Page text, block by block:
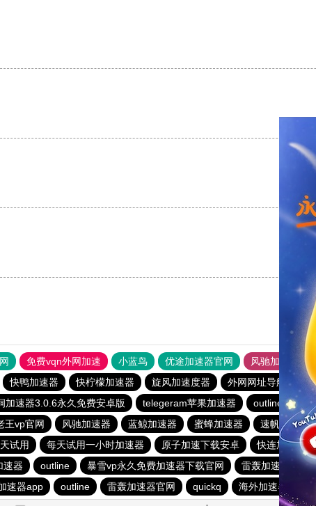
免费vqn外网加速 小蓝鸟 优途加速器官网 风驰加速器
快鸭加速器 快柠檬加速器 旋风加速度器 外网网址导航
加速器3.0.6永久免费安卓版 telegeram苹果加速器 outline
王vp官网 风驰加速器 蓝鲸加速器 蜜蜂加速器 速帆加速器
试用 每天试用一小时加速器 原子加速下载安卓 快连加速器
速器 outline 暴雪vp永久免费加速器下载官网 雷轰加速器
速器app outline 雷轰加速器官网 quickq 海外加速器七天